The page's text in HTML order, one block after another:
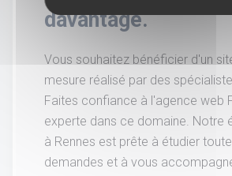
davantage.
Vous souhaitez bénéficier d'un
mesure réalisé par des
Faites confiance à l'agence web
experte dans ce domaine. Notre
à Rennes est prête à étudier
demandes et à vous